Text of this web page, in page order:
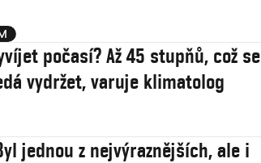
počasí? Až 45 stupňů, což se
vydržet, varuje klimatolog
jednou z nejvýraznějších, ale i